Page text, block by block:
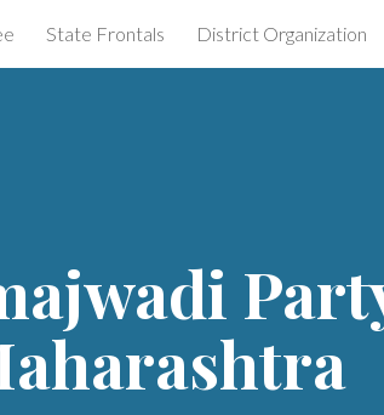
State Frontals District Organization